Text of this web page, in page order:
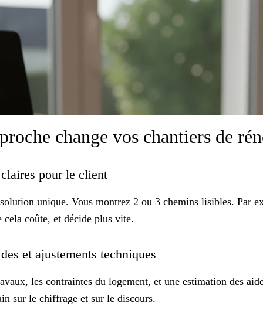
change vos chantiers de
pour le client
unique. Vous montrez 2 ou 3 chemins lisibles. Par
coûte, et décide plus vite.
et ajustements techniques
les contraintes du logement, et une estimation des
sur le chiffrage et sur le discours.